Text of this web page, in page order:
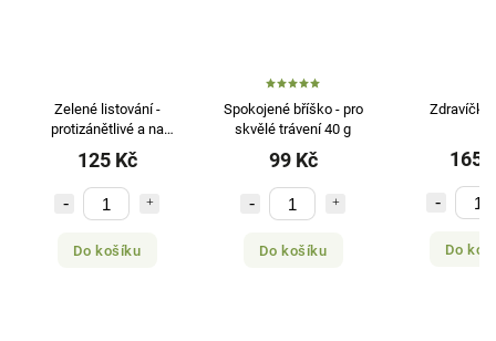
Zelené listování -
protizánětlivé a na
zažívání 40 g
125 Kč
Do košíku
Spokojené bříško - pro
skvělé trávení 40 g
99 Kč
Do košíku
Zdravíčko
165
Do